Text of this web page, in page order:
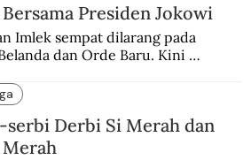
Presiden Jokowi
Imlek sempat dilarang pada
dan Orde Baru. Kini
serbi Derbi Si Merah dan